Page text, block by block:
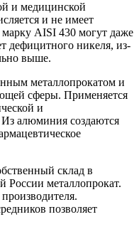
и медицинской
и не имеет
AISI 430 могут даже
дефицитного никеля, из-
выше.
металлопрокатом и
сферы. Применяется
и
Из алюминия создаются
склад в
России металлопрокат.
позволяет